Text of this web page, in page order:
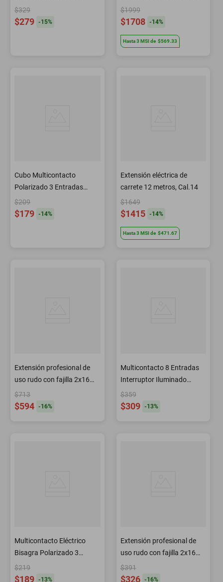
Surtek
$329
$279 -15%
$1999
$1708 -14%
Hasta3 MSIde $569.33
Cubo Multicontacto
Polarizado 3 Entradas
Enchufes Surtek
$209
$179 -14%
Extensión eléctrica de
carrete 12 metros, Cal.14
$1649
$1415 -14%
Hasta3 MSI de $471.67
Extensión profesional de
uso rudo con fajilla 2x16
AWG 30 m
$713
$594 -16%
Multicontacto 8 Entradas
Interruptor Iluminado
Surtek
$359
$309 -13%
Multicontacto Eléctrico
Bisagra Polarizado 3
Entradas Surtek
$219
$189 -13%
Extensión profesional de
uso rudo con fajilla 2x16
AWG 15 m
$391
$326 -16%